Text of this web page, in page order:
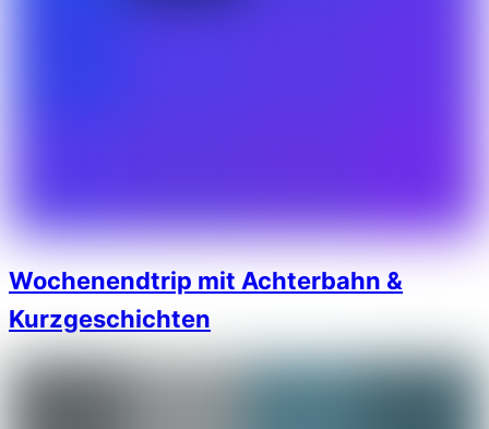
Wochenendtrip mit Achterbahn &
Kurzgeschichten